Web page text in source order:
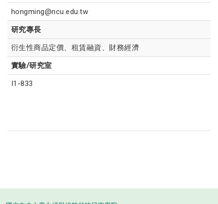
hongming@ncu.edu.tw
研究專長
衍生性商品定價、租賃融資、財務經濟
實驗/研究室
I1-833